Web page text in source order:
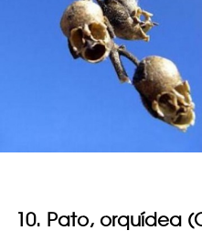
10. Pato, orquídea